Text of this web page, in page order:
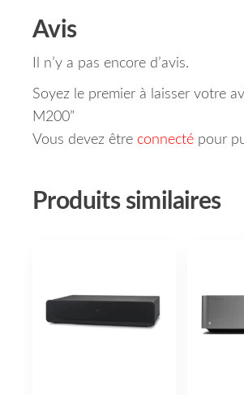
Avis
Il n’y a pas encore d’avis.
Soyez le premier à laisser votre
M200”
Vous devez être connecté pour
Produits similaires